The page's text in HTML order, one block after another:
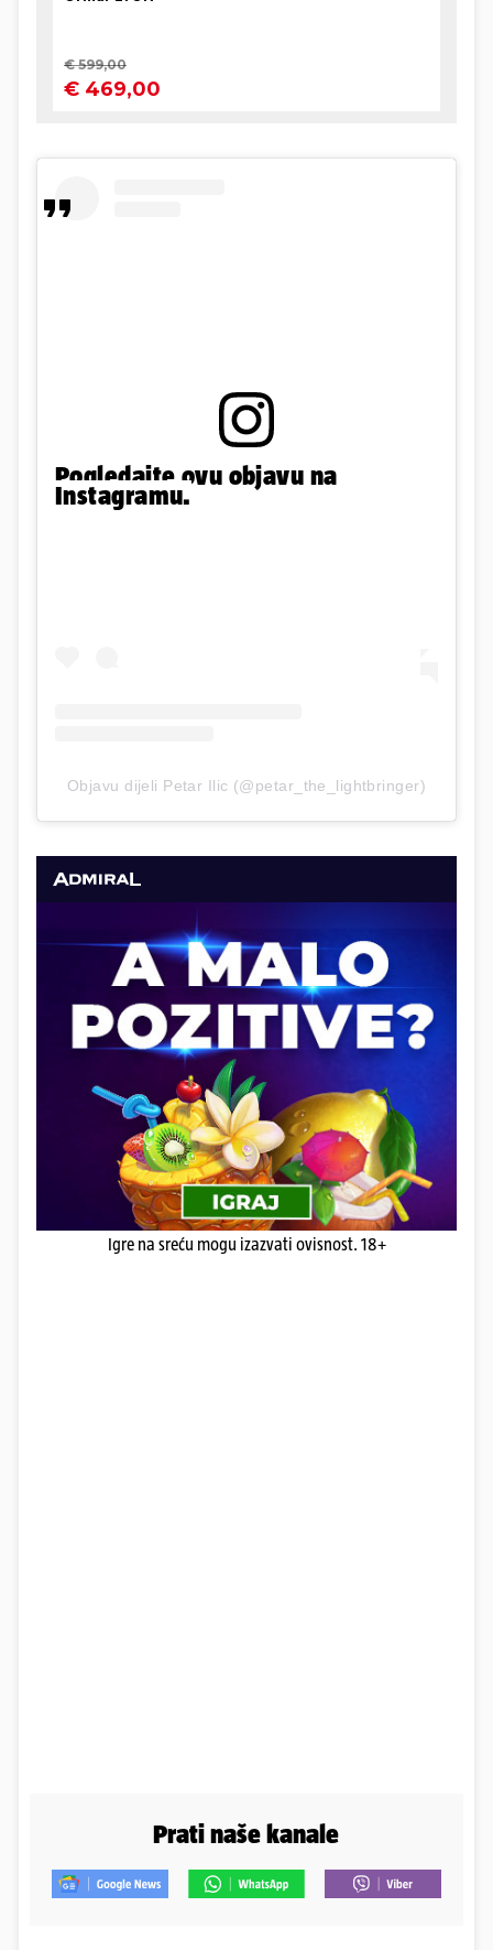
Pogledajte ovu objavu na
Instagramu.
Objavu dijeli Petar Ilic (@petar_the_lightbringer)
Igre na sreću mogu izazvati ovisnost. 18+
Prati naše kanale